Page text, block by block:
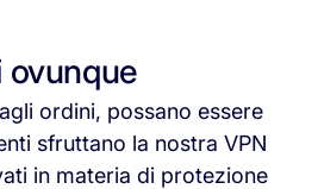
ovunque
agli ordini, possano essere
sfruttano la nostra VPN
in materia di protezione